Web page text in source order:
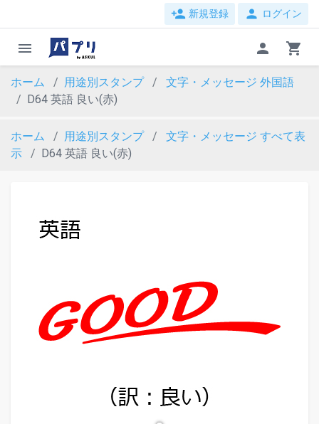
person_add 新規登録 person ログイン
menu person shopping_cart
ホーム 用途別スタンプ 文字・メッセージ 外国語
D64 英語 良い(赤)
ホーム 用途別スタンプ 文字・メッセージ すべて表
示
D64 英語 良い(赤)